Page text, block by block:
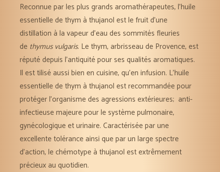
Reconnue par les plus grands aromathérapeutes, l’huile
essentielle de thym à thujanol est le fruit d’une
distillation à la vapeur d’eau des sommités fleuries
de thymus vulgaris. Le thym, arbrisseau de Provence, est
réputé depuis l’antiquité pour ses qualités aromatiques.
Il est tilisé aussi bien en cuisine, qu’en infusion. L’huile
essentielle de thym à thujanol est recommandée pour
protéger l’organisme des agressions extérieures; anti-
infectieuse majeure pour le système pulmonaire,
gynécologique et urinaire. Caractérisée par une
excellente tolérance ainsi que par un large spectre
d’action, le chémotype à thujanol est extrêmement
précieux au quotidien.